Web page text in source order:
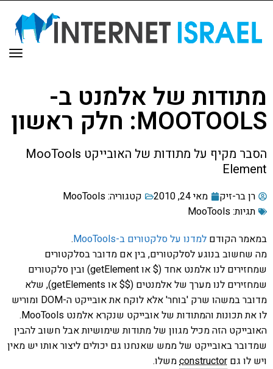
מתודות של אלמנט ב-
MOOTOOLS: חלק ראשון
הסבר מקיף על מתודות של האובייקט MooTools
Element
רן בר-זיק מאי 24, 2010 קטגוריה:MooTools
תגיות:MooTools
במאמר הקודם למדנו על סלקטורים ב-MooTools
.
מה שחשוב בנוגע לסלקטורים, בין אם מדובר בסלקטורים
שמחזירים לנו אלמנט אחד ($ או getElement) ובין סלקטורים
שמחזירים לנו מערך של אלמנטים ($$ או getElements), שלא
מדובר במשהו שרק 'בוחר' אלא לוקח את אובייקט ה-DOM ומוריש
לו את תכונות והמתודות של אובייקט שנקרא אלמנט MooTools.
האובייקט הזה מכיל מגוון של מתודות שימושיות אבל חשוב להבין
שמדובר באובייקט של ממש שאנחנו גם יכולים ליצור אותו יש מאין
ויש לו גם constructorמשלו.